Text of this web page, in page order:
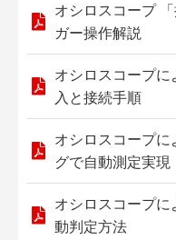
オシロスコープ
ガー操作解説
オシロスコープ
入と接続手順
オシロスコープ
グで自動測定実現
オシロスコープ
動判定方法